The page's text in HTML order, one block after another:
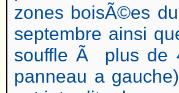
zones boisÃ©es
septembre ainsi
souffle Ã plus de
panneau a